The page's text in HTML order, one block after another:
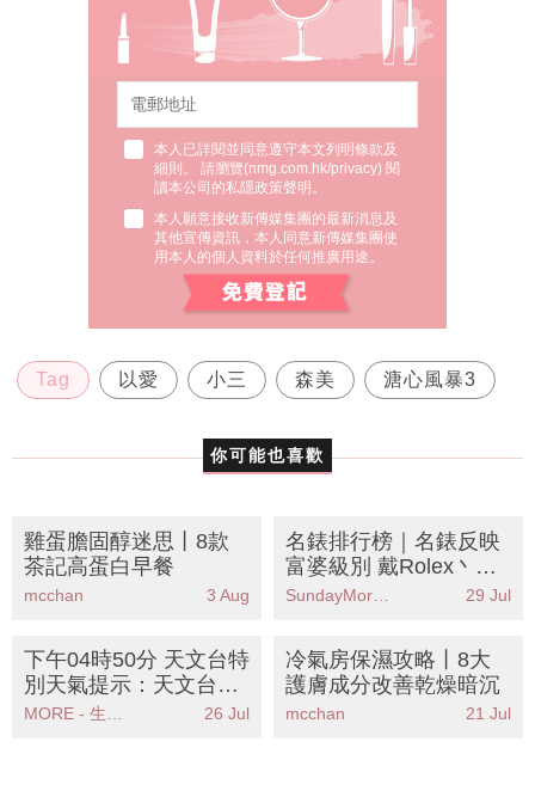
本人已詳閱並同意遵守本文列明條款及
細則。 請瀏覽(nmg.com.hk/privacy) 閱
讀本公司的私隱政策聲明。
本人願意接收新傳媒集團的最新消息及
其他宣傳資訊，本人同意新傳媒集團使
用本人的個人資料於任何推廣用途。
茶記高蛋白早餐
mcchan
富婆級別 戴Rolex丶OM
EGA未算最有錢？
SundayMore編輯部 29 Jul
別天氣提示：天文台發
出強陣風警告市民應立
即採取安全措施
MORE - 生活品味 26 Jul
護膚成分改善乾燥暗沉
mcchan 21 Jul